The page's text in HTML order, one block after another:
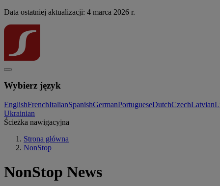
Data ostatniej aktualizacji: 4 marca 2026 r.
Wybierz język
EnglishFrenchItalianSpanishGermanPortugueseDutchCzechLatvian
Ukrainian
Ścieżka nawigacyjna
Strona główna
NonStop
NonStop News